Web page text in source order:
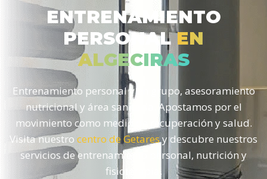
ENTRENAMIENTO
PERSONALEN
ALGECIRAS
Entrenamiento personal y en grupo, asesoramiento
nutricional y área sanitaria. Apostamos por el
movimiento como medio de recuperación y salud.
Visita nuestro centro de Getaresy descubre nuestros
servicios de entrenamiento personal, nutrición y
fisioterapia.